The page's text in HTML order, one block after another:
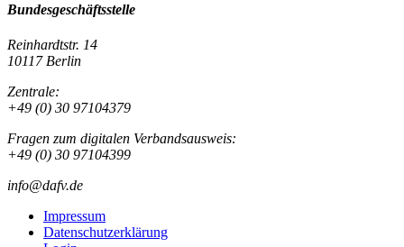
Bundesgeschäftsstelle
Reinhardtstr. 14
10117 Berlin
Zentrale:
+49 (0) 30 97104379
Fragen zum digitalen Verbandsausweis:
+49 (0) 30 97104399
info@dafv.de
Impressum
Datenschutzerklärung